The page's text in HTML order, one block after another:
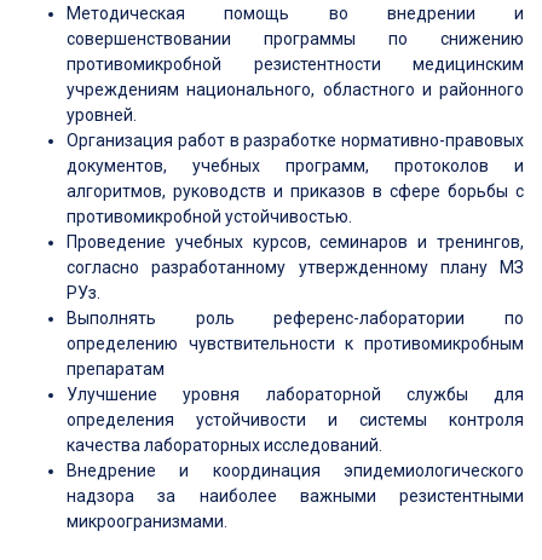
Методическая помощь во внедрении и
совершенствовании программы по снижению
противомикробной резистентности медицинским
учреждениям национального, областного и районного
уровней.
Организация работ в разработке нормативно-правовых
документов, учебных программ, протоколов и
алгоритмов, руководств и приказов в сфере борьбы с
противомикробной устойчивостью.
Проведение учебных курсов, семинаров и тренингов,
согласно разработанному утвержденному плану МЗ
РУз.
Выполнять роль референс-лаборатории по
определению чувствительности к противомикробным
препаратам
Улучшение уровня лабораторной службы для
определения устойчивости и системы контроля
качества лабораторных исследований.
Внедрение и координация эпидемиологического
надзора за наиболее важными резистентными
микроогранизмами.